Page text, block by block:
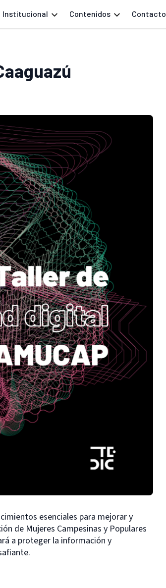
Institucional Contenidos Contacto
esenciales para mejorar y
de Mujeres Campesinas y Populares
a proteger la información y